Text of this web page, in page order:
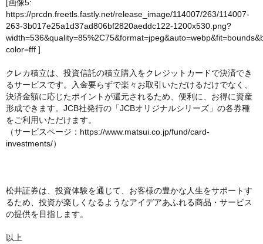
[画像5:
https://prcdn.freetls.fastly.net/release_image/114007/263/114007-
263-3b017e25a1d37ad806bf2820aeddc122-1200x530.png?
color=fff ]
クレカ積立は、投資信託の積立購入をクレジットカードで決済でき
るサービスです。入金要らずで楽々お取引いただけるだけでなく、
決済金額に応じたポイントが還元されるため、便利に、お得に資産
形成できます。JCB社発行の「JCBオリジナルシリーズ」の各券種
をご利用いただけます。
（サービスページ： https://www.matsui.co.jp/fund/card-
investments/）
松井証券は、投資体験を通じて、お客様の豊かな人生をサポートす
るため、投資が楽しくなるようなアイデアあふれる商品・サービス
の提供を目指します。
以上